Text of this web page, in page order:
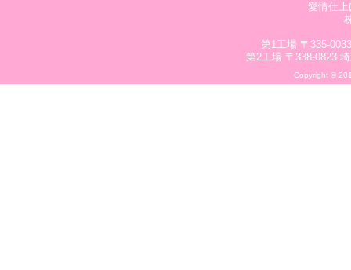
愛情仕
第1工場 〒335-
第2工場 〒338-0823
Copyright ©